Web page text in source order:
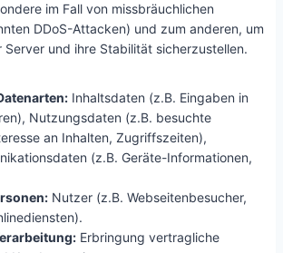
im Fall von missbräuchlichen
DDoS-Attacken) und zum anderen, um
Server und ihre Stabilität sicherzustellen.
Inhaltsdaten (z.B. Eingaben in
Nutzungsdaten (z.B. besuchte
an Inhalten, Zugriffszeiten),
(z.B. Geräte-Informationen,
Nutzer (z.B. Webseitenbesucher,
Erbringung vertragliche